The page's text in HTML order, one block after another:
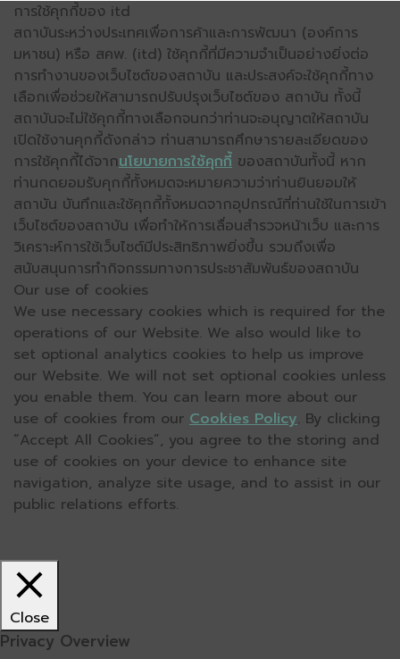
การใช้คุกกี้ของ itd
สถาบันระหว่างประเทศเพื่อการค้าและการพัฒนา (องค์การ
มหาชน) หรือ สคพ. (itd) ใช้คุกกี้ที่มีความจำเป็นอย่างยิ่งต่อ
การทำงานของเว็บไซต์ของสถาบัน และประสงค์จะใช้คุกกี้ทาง
เลือกเพื่อช่วยให้สามารถปรับปรุงเว็บไซต์ของ สถาบัน ทั้งนี้
สถาบันจะไม่ใช้คุกกี้ทางเลือกจนกว่าท่านจะอนุญาตให้สถาบัน
เปิดใช้งานคุกกี้ดังกล่าว ท่านสามารถศึกษารายละเอียดของ
การใช้คุกกี้ได้จากนโยบายการใช้คุกกี้ ของสถาบันทั้งนี้ หาก
ท่านกดยอมรับคุกกี้ทั้งหมดจะหมายความว่าท่านยินยอมให้
สถาบัน บันทึกและใช้คุกกี้ทั้งหมดจากอุปกรณ์ที่ท่านใช้ในการเข้า
เว็บไซต์ของสถาบัน เพื่อทำให้การเลื่อนสำรวจหน้าเว็บ และการ
วิเคราะห์การใช้เว็บไซต์มีประสิทธิภาพยิ่งขึ้น รวมถึงเพื่อ
สนับสนุนการทำกิจกรรมทางการประชาสัมพันธ์ของสถาบัน
Our use of cookies
We use necessary cookies which is required for the
operations of our Website. We also would like to
set optional analytics cookies to help us improve
our Website. We will not set optional cookies unless
you enable them. You can learn more about our
use of cookies from our Cookies Policy. By clicking
“Accept All Cookies”, you agree to the storing and
use of cookies on your device to enhance site
navigation, analyze site usage, and to assist in our
public relations efforts.
Close
Privacy Overview